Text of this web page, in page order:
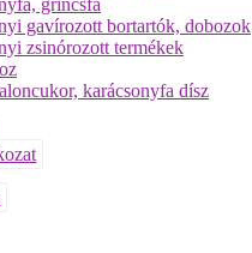
gavírozott bortartók, dobozok
zsinórozott termékek
karácsonyfa dísz